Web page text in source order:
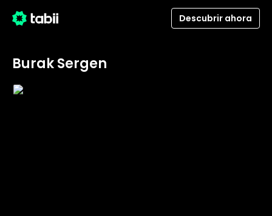
Descubrir ahora
Burak Sergen